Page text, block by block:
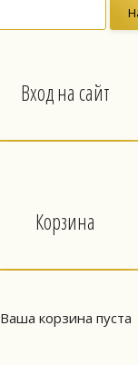
Вход на сайт
Корзина
Ваша корзина пуста